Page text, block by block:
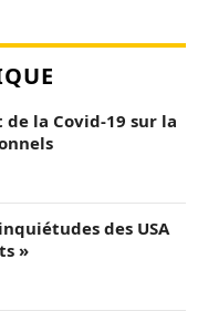
de la Covid-19 sur la
des USA
»